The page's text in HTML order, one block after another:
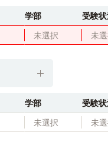
学部 受験
未選択 未
学部 受験
未選択 未